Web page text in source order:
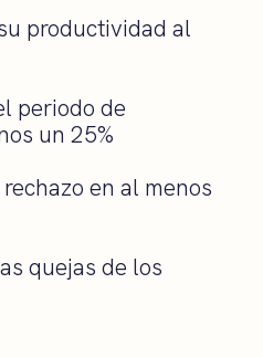
productividad al
periodo de
un 25%
en al menos
quejas de los